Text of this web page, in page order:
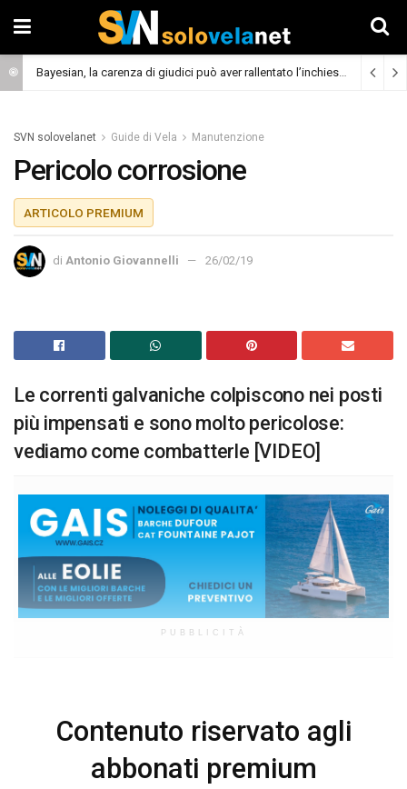
Bayesian, la carenza di giudici può aver rallentato l’inchiesta (Cronaca)
SVN solovelanet Guide di Vela Manutenzione
Pericolo corrosione
ARTICOLO PREMIUM
di Antonio Giovannelli 26/02/19
Le correnti galvaniche colpiscono nei posti
più impensati e sono molto pericolose:
vediamo come combatterle [VIDEO]
PUBBLICITÀ
Contenuto riservato agli
abbonati premium